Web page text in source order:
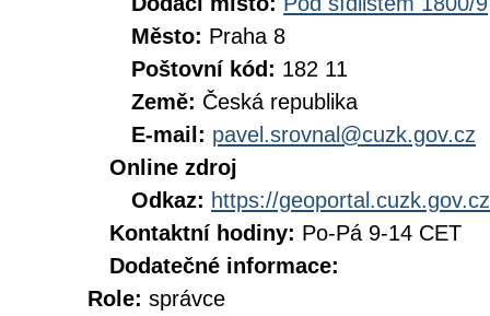
Město: Praha 8
Poštovní kód: 182 11
Země: Česká republika
E-mail: pavel.srovnal@cuzk.gov.cz
Online zdroj
Odkaz: https://geoportal.cuzk.gov.cz
Kontaktní hodiny: Po-Pá 9-14 CET
Dodatečné informace:
Role: správce